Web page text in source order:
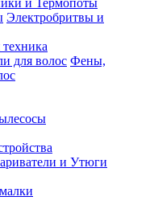
и Термопоты
Электробритвы и
Фены,
и Утюги